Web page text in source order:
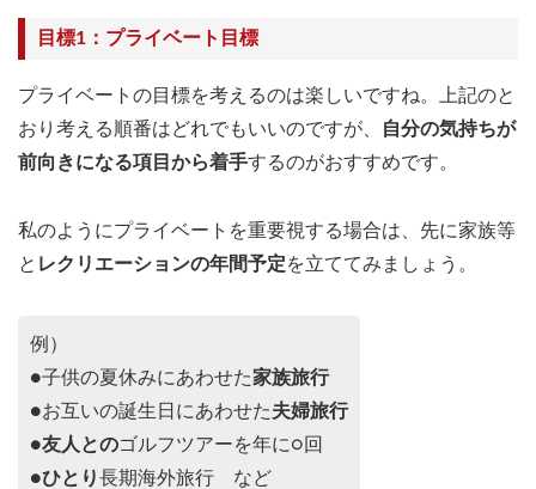
目標1：プライベート目標
プライベートの目標を考えるのは楽しいですね。上記のと
おり考える順番はどれでもいいのですが、
自分の気持ちが
前向きになる項目から着手するのがおすすめです。
私のようにプライベートを重要視する場合は、先に家族等
と レクリエーションの年間予定を立ててみましょう。
例）
●子供の夏休みにあわせた家族旅行
●お互いの誕生日にあわせた夫婦旅行
●友人とのゴルフツアーを年に○回
●ひとり長期海外旅行 など